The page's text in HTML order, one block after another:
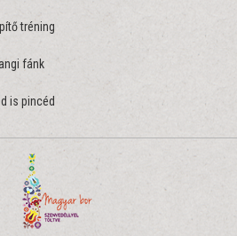
tréning
fánk
is pincéd